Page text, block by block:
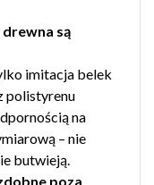
są
imitacja belek
polistyrenu
na
– nie
butwieją.
poza